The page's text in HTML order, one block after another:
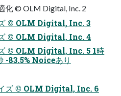
化 © OLM Digital, Inc. 2
© OLM Digital, Inc. 3
© OLM Digital, Inc. 4
© OLM Digital, Inc. 5 1時
-83.5% Noiceあり
ズ © OLM Digital, Inc. 6